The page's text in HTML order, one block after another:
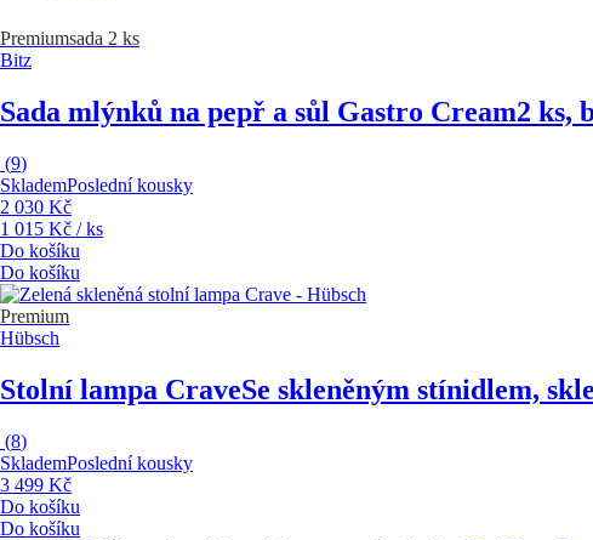
Premiumsada 2 ks
Bitz
Sada mlýnků na pepř a sůl Gastro Cream2 ks,
(9)
SklademPoslední kousky
2 030 Kč
1 015 Kč / ks
Do košíku
Do košíku
Premium
Hübsch
Stolní lampa CraveSe skleněným stínidlem,
(8)
SklademPoslední kousky
3 499 Kč
Do košíku
Do košíku